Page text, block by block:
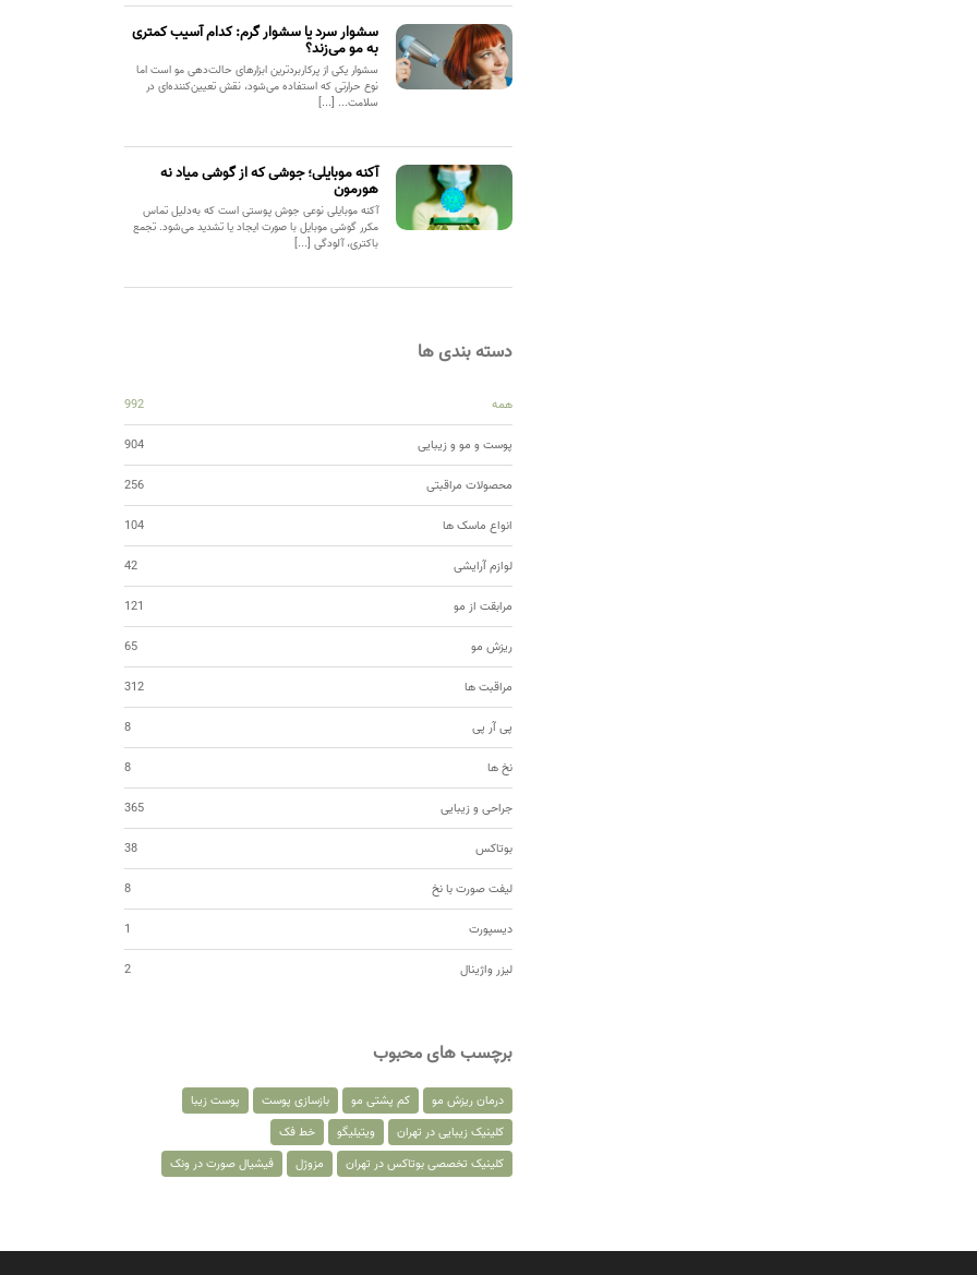
سشوار سرد یا سشوار گرم: کدام آسیب کمتری
به مو می‌زند؟
سشوار یکی از پرکاربردترین ابزارهای حالت‌دهی مو است اما
نوع حرارتی که استفاده می‌شود، نقش تعیین‌کننده‌ای در
سلامت... [...]
آکنه موبایلی؛ جوشی که از گوشی میاد نه
هورمون
آکنه موبایلی نوعی جوش پوستی است که به‌دلیل تماس
مکرر گوشی موبایل با صورت ایجاد یا تشدید می‌شود. تجمع
باکتری، آلودگی [...]
دسته بندی ها
همه 992
پوست و مو و زیبایی 904
محصولات مراقبتی 256
انواع ماسک ها 104
لوازم آرایشی 42
مرابقت از مو 121
ریزش مو 65
مراقبت ها 312
پی آر پی 8
نخ ها 8
جراحی و زیبایی 365
بوتاکس 38
لیفت صورت با نخ 8
دیسپورت 1
لیزر واژینال 2
برچسب های محبوب
درمان ریزش مو کم پشتی مو بازسازی پوست
پوست زیبا
کلینیک زیبایی در تهران
ویتیلیگو
خط فک
کلینیک تخصصی بوتاکس در تهران
مزوژل فیشیال صورت در ونک